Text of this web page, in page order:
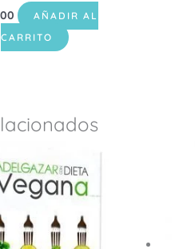
AÑADIR AL
CARRITO